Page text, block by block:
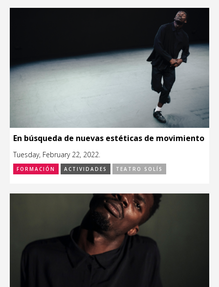
En búsqueda de nuevas estéticas de movimiento
Tuesday, February 22, 2022.
FORMACIÓN ACTIVIDADES TEATRO SOLÍS